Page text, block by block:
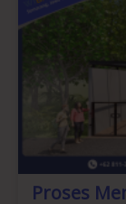
Proses